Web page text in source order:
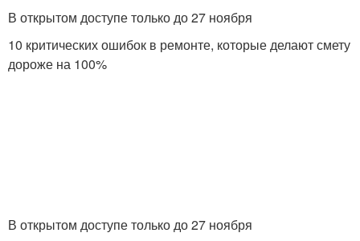
В открытом доступе только до 27 ноября
10 критических ошибок в ремонте, которые делают смету
дороже на 100%
В открытом доступе только до 27 ноября